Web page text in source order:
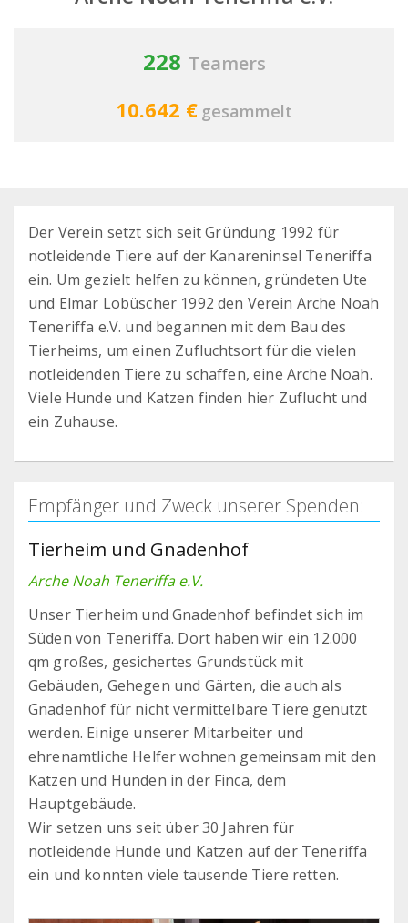
228 Teamers
10.642 € gesammelt
Der Verein setzt sich seit Gründung 1992 für
notleidende Tiere auf der Kanareninsel Teneriffa
ein. Um gezielt helfen zu können, gründeten Ute
und Elmar Lobüscher 1992 den Verein Arche Noah
Teneriffa e.V. und begannen mit dem Bau des
Tierheims, um einen Zufluchtsort für die vielen
notleidenden Tiere zu schaffen, eine Arche Noah.
Viele Hunde und Katzen finden hier Zuflucht und
ein Zuhause.
Empfänger und Zweck unserer Spenden:
Tierheim und Gnadenhof
Arche Noah Teneriffa e.V.
Unser Tierheim und Gnadenhof befindet sich im
Süden von Teneriffa. Dort haben wir ein 12.000
qm großes, gesichertes Grundstück mit
Gebäuden, Gehegen und Gärten, die auch als
Gnadenhof für nicht vermittelbare Tiere genutzt
werden. Einige unserer Mitarbeiter und
ehrenamtliche Helfer wohnen gemeinsam mit den
Katzen und Hunden in der Finca, dem
Hauptgebäude.
Wir setzen uns seit über 30 Jahren für
notleidende Hunde und Katzen auf der Teneriffa
ein und konnten viele tausende Tiere retten.